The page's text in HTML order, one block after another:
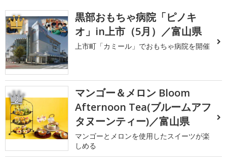
1
黒部おもちゃ病院「ピノキ
オ」in上市（5月）／富山県
上市町「カミール」でおもちゃ病院を開催
2
マンゴー＆メロン Bloom
Afternoon Tea(ブルームアフ
タヌーンティー)／富山県
マンゴーとメロンを使用したスイーツが楽
しめる